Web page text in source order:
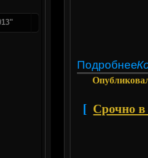
Подробнее
[ Срочно